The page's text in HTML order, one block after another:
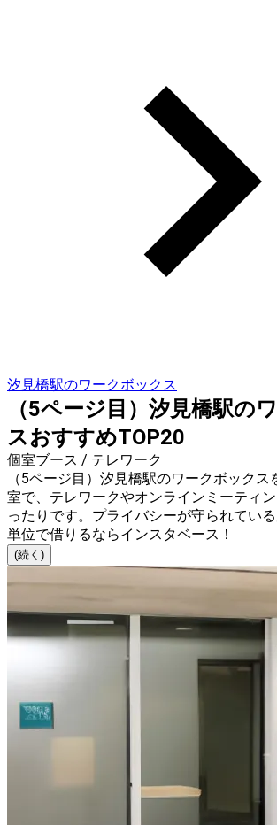
汐見橋駅のワークボックス
（5ページ目）汐見橋駅の
スおすすめTOP20
個室ブース / テレワーク
（5ページ目）汐見橋駅のワークボック
室で、テレワークやオンラインミーティ
ったりです。プライバシーが守られてい
単位で借りるならインスタベース！
(続く)